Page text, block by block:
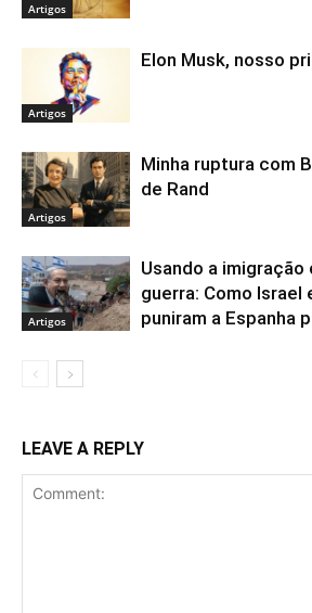
Artigos
Artigos
Elon Musk, nosso
Artigos
Minha ruptura com
de Rand
Artigos
Usando a imigração
guerra: Como Israel
puniram a Espanha
LEAVE A REPLY